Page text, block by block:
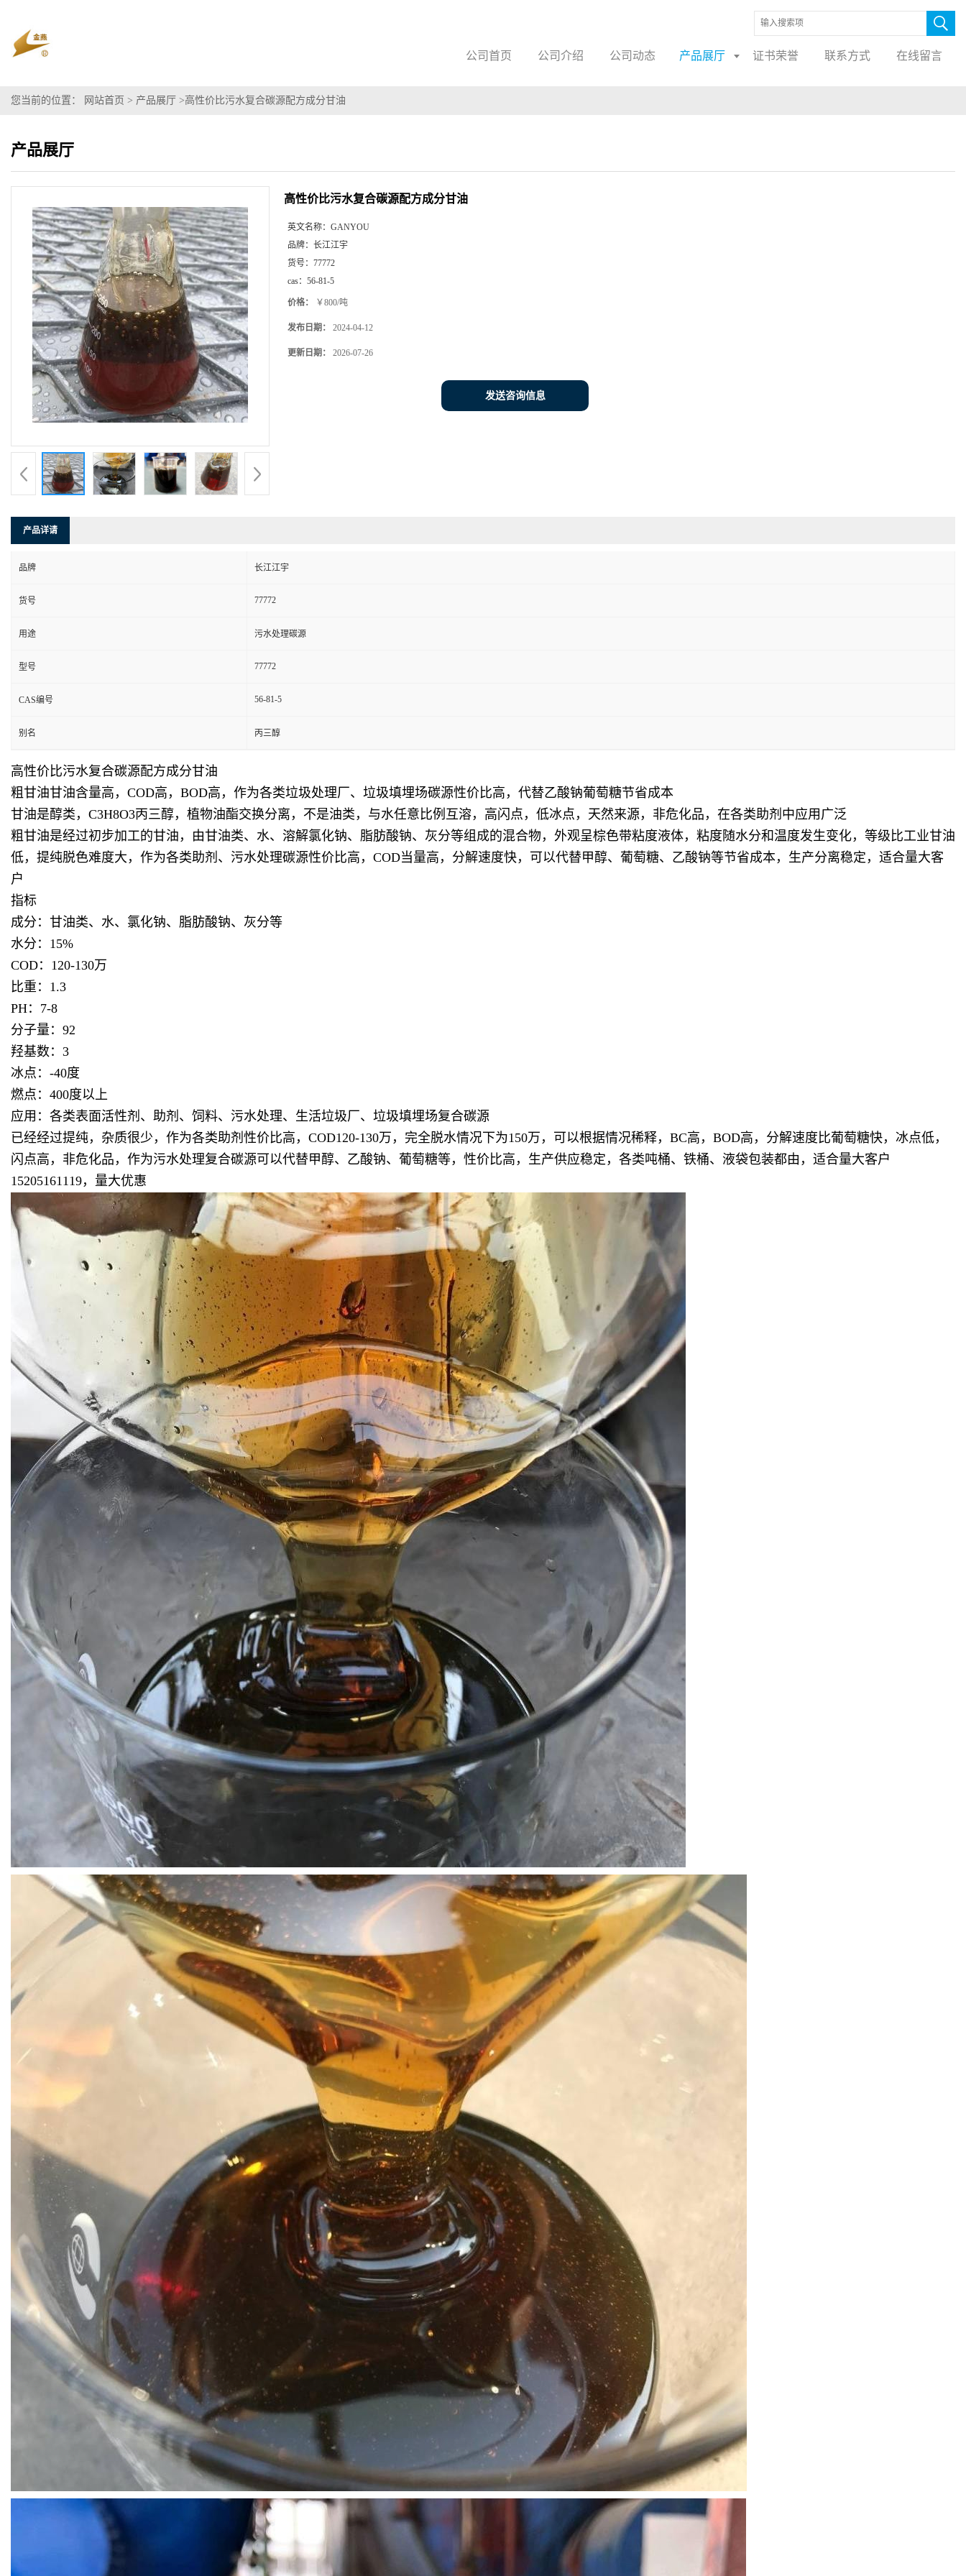
公司首页 公司介绍 公司动态 产品展厅 证书荣誉 联系方式 在线留言
您当前的位置： 网站首页 > 产品展厅 >高性价比污水复合碳源配方成分甘油
产品展厅
高性价比污水复合碳源配方成分甘油
英文名称： GANYOU
品牌： 长江江宇
货号： 77772
cas： 56-81-5
价格： ￥800/吨
发布日期： 2024-04-12
更新日期： 2026-07-26
发送咨询信息
产品详请
品牌 长江江宇
货号 77772
用途 污水处理碳源
型号 77772
CAS编号 56-81-5
别名 丙三醇
高性价比污水复合碳源配方成分甘油
粗甘油甘油含量高，COD高，BOD高，作为各类垃圾处理厂、垃圾填埋场碳源性价比高，代替乙酸钠葡萄糖节省成本
甘油是醇类，C3H8O3丙三醇，植物油酯交换分离，不是油类，与水任意比例互溶，高闪点，低冰点，天然来源，非危化品，在各类助剂中应用广泛
粗甘油是经过初步加工的甘油，由甘油类、水、溶解氯化钠、脂肪酸钠、灰分等组成的混合物，外观呈棕色带粘度液体，粘度随水分和温度发生变化，等级比工业甘油
低，提纯脱色难度大，作为各类助剂、污水处理碳源性价比高，COD当量高，分解速度快，可以代替甲醇、葡萄糖、乙酸钠等节省成本，生产分离稳定，适合量大客
户
指标
成分：甘油类、水、氯化钠、脂肪酸钠、灰分等
水分：15%
COD：120-130万
比重：1.3
PH：7-8
分子量：92
羟基数：3
冰点：-40度
燃点：400度以上
应用：各类表面活性剂、助剂、饲料、污水处理、生活垃圾厂、垃圾填埋场复合碳源
已经经过提纯，杂质很少，作为各类助剂性价比高，COD120-130万，完全脱水情况下为150万，可以根据情况稀释，BC高，BOD高，分解速度比葡萄糖快，冰点低，
闪点高，非危化品，作为污水处理复合碳源可以代替甲醇、乙酸钠、葡萄糖等，性价比高，生产供应稳定，各类吨桶、铁桶、液袋包装都由，适合量大客户
15205161119，量大优惠